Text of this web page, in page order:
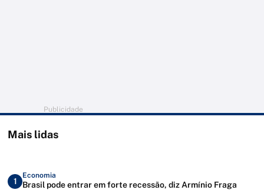
Publicidade
Mais lidas
1
Economia
Brasil pode entrar em forte recessão, diz Armínio Fraga